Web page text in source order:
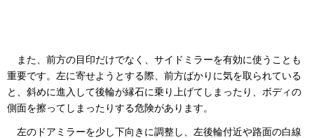
また、前方の目印だけでなく、サイドミラーを有効に使うことも
重要です。左に寄せようとする際、前方ばかりに気を取られている
と、斜めに進入して後輪が縁石に乗り上げてしまったり、ボディの
側面を擦ってしまったりする危険があります。
左のドアミラーを少し下向きに調整し、左後輪付近や路面の白線